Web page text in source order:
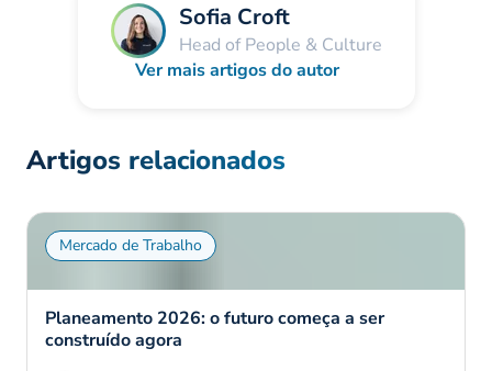
Sofia Croft
Head of People & Culture
Ver mais artigos do autor
Artigos relacionados
Mercado de Trabalho
Planeamento 2026: o futuro começa a ser
construído agora